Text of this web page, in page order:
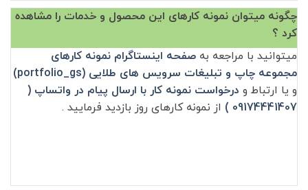
سیستان و بلوچستان , فارس , قزوین , قم , کردستان , کرمان ,
کرمانشاه , کهگیلویه و بویراحمد , گلستان , گیلان , لرستان ,
مازندران , مرکزی , هرمزگان , همدان , یزد و همچنین شهرها و
شهرستان های تهران , مشهد , اصفهان , کرج , شیراز , تبریز ,
اهواز , قم , کرمانشاه , ارومیه , رشت , شهریار , کرمان ,
بندرعباس , همدان , زاهدان , یزد , اردبیل , قزوین , اراک ,
اسلامشهر , بهارستان , بابل , زنجان , خرم‌آباد , ساری , سنندج ,
چگونه میتوان نمونه کارهای این محصول و خدمات را مشاهده
کرد ؟
میتوانید با مراجعه به صفحه اینستاگرام نمونه کارهای
مجموعه چاپ و تبلیغات سرویس های طلایی (portfolio_gs)
و یا ارتباط و درخواست نمونه کار با ارسال پیام در واتساپ (
09174441407 )
از نمونه کارهای روز بازدید فرمایید .